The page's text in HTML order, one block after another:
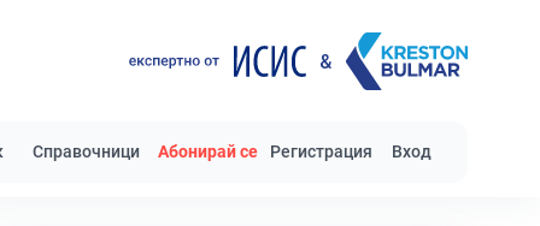
Справочници Абонирай се Регистрация Вход